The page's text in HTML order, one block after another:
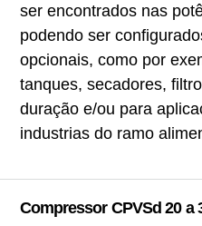
ser encontrados nas
podendo ser
opcionais, como por
tanques, secadores,
duração e/ou para
industrias do ramo
Compressor CPVSd 20 a